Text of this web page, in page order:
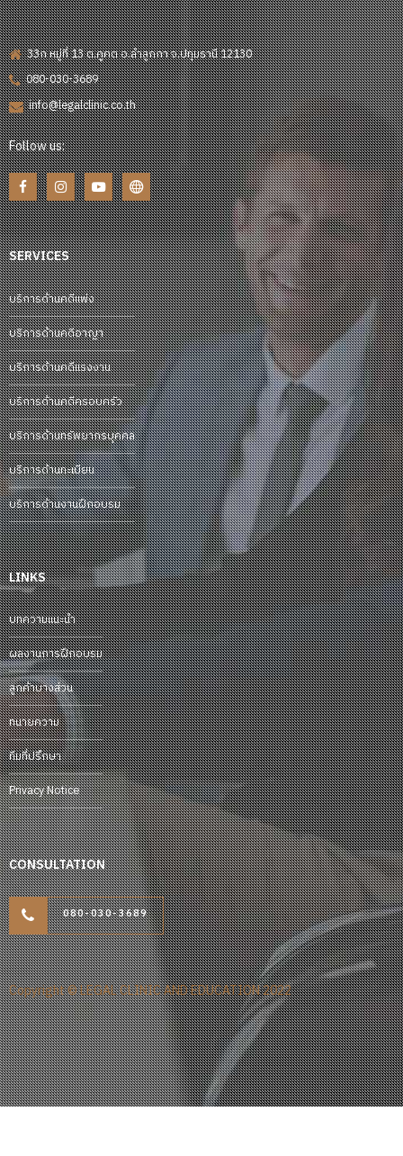
33ก หมู่ที่ 13 ต.คูคต อ.ลำลูกกา จ.ปทุมธานี 12130
080-030-3689
info@legalclinic.co.th
Follow us:
SERVICES
บริการด้านคดีแพ่ง
บริการด้านคดีอาญา
บริการด้านคดีแรงงาน
บริการด้านคดีครอบครัว
บริการด้านทรัพยากรบุคคล
บริการด้านทะเบียน
บริการด้านงานฝึกอบรม
LINKS
บทความแนะนำ
ผลงานการฝึกอบรม
ลูกค้าบางส่วน
ทนายความ
ทีมที่ปรึกษา
Privacy Notice
CONSULTATION
080-030-3689
Copyright © LEGAL CLINIC AND EDUCATION 2022